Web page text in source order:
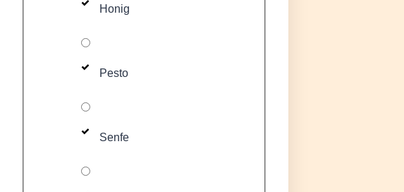
Honig
Pesto
Senfe